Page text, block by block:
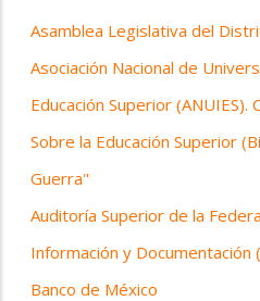
Asamblea Legislativa del
Asociación Nacional de
Educación Superior
Sobre la Educación Superior
Guerra"
Auditoría Superior de la
Información y Documentación
Banco de México